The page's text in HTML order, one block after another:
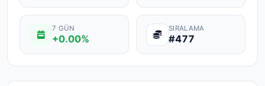
7 GÜN
+0.00%
SIRALAMA
#477